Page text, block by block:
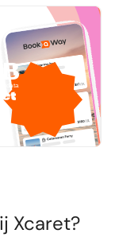
data
Xcaret?